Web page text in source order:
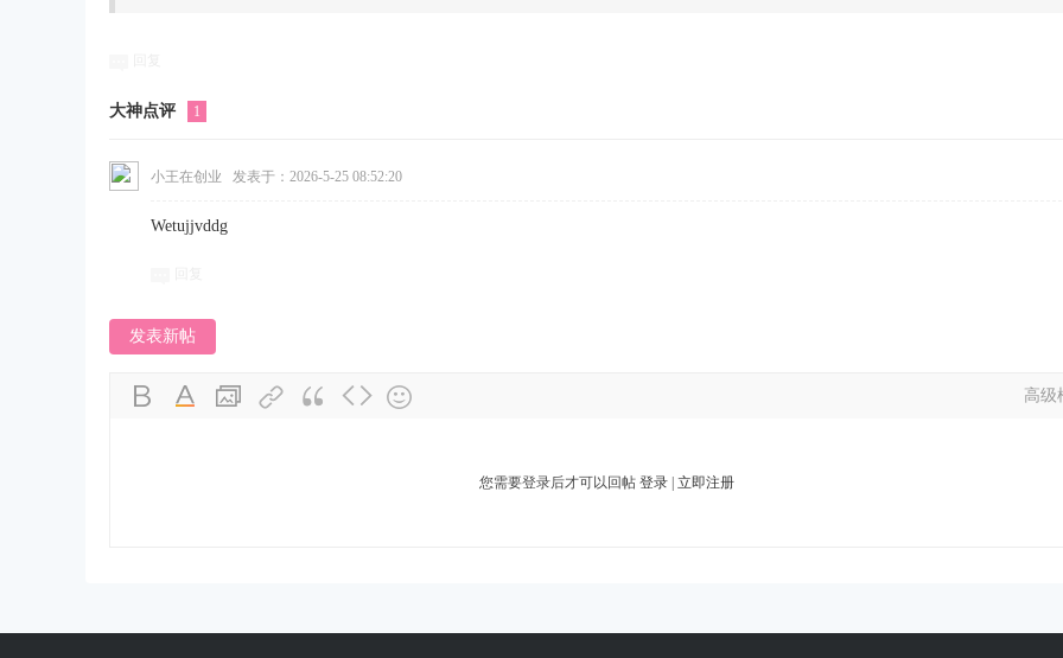
大神点评 1
小王在创业 发表于：2026-5-25 08:52:20
Wetujjvddg
发表新帖
高级
您需要登录后才可以回帖 登录| 立即注册